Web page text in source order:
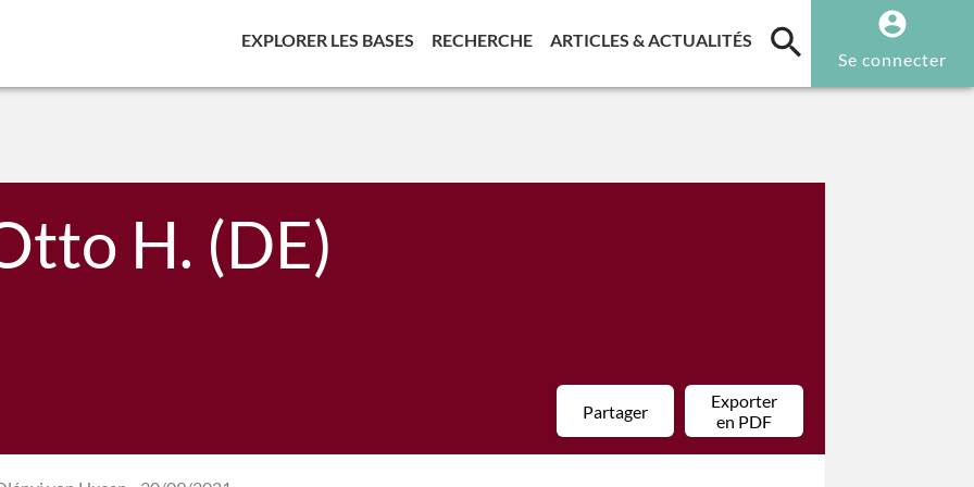
EXPLORER LES BASES (CURRENT)
RECHERCHE(CURRENT)
ARTICLES & ACTUALITÉS (CURRENT)
Se connecter
H. (DE)
Partager
Exporter
en PDF